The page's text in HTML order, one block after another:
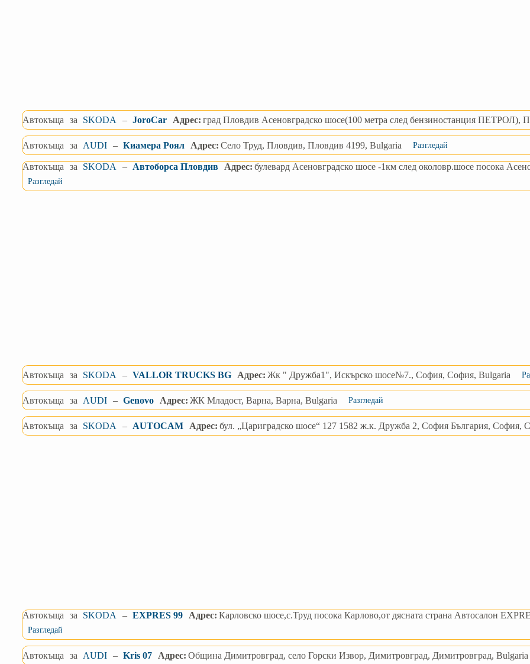
Автокъща за SKODA – JoroCar Адрес: град Пловдив Асеновградско шосе(100 метра след бензиностанция ПЕТРОЛ),
Автокъща за AUDI – Киамера Роял Адрес: Село Труд, Пловдив, Пловдив 4199, Bulgaria Разгледай
Автокъща за SKODA – Автоборса Пловдив Адрес: булевард Асеновградско шосе -1км след околовр.шосе посока
Разгледай
Автокъща за SKODA – VALLOR TRUCKS BG Адрес: Жк " Дружба1", Искърско шосе№7., София, София, Bulgaria
Автокъща за AUDI – Genovo Адрес: ЖК Младост, Варна, Варна, Bulgaria Разгледай
Автокъща за SKODA – AUTOCAM Адрес: бул. „Цариградско шосе“ 127 1582 ж.к. Дружба 2, София България, София,
Автокъща за SKODA – EXPRES 99 Адрес: Карловско шосе,с.Труд посока Карлово,от дясната страна Автосалон
Разгледай
Автокъща за AUDI – Kris 07 Адрес: Община Димитровград, село Горски Извор, Димитровград, Димитровград, Bulgaria